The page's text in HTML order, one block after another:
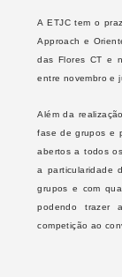
A ETJC tem o
Approach e
das Flores CT e
entre novembro e
Além da
fase de grupos e
abertos a todos
a particularidade
grupos e com
podendo trazer
competição ao